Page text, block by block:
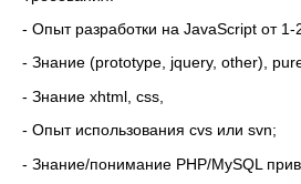
- Опыт разработки на JavaScript от 1-
- Знание (prototype, jquery, other),
- Знание xhtml, css,
- Опыт использования cvs или svn;
- Знание/понимание PHP/MySQL